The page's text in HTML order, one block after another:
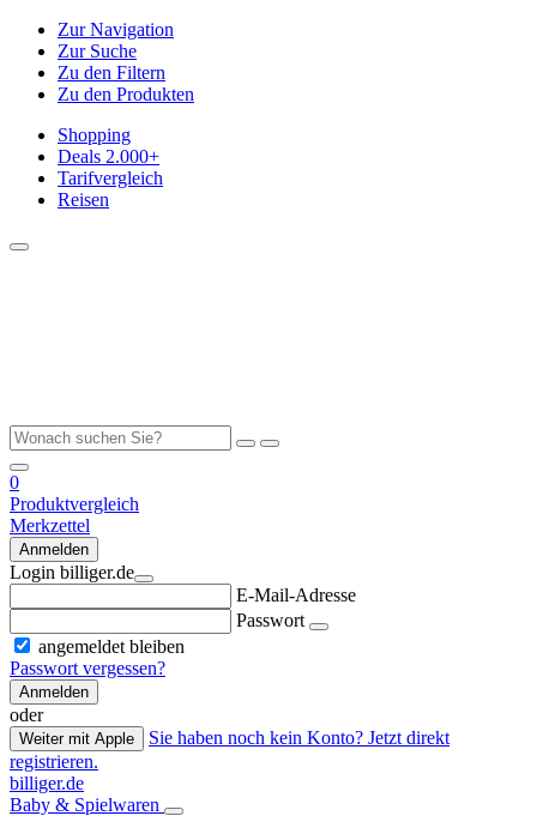
Zur Navigation
Zur Suche
Zu den Filtern
Zu den Produkten
Shopping
Deals 2.000+
Tarifvergleich
Reisen
0
Produktvergleich
Merkzettel
Anmelden
Login billiger.de
E-Mail-Adresse
Passwort
angemeldet bleiben
Passwort vergessen?
Anmelden
oder
Weiter mit Apple
Sie haben noch kein Konto? Jetzt direkt
registrieren.
billiger.de
Baby & Spielwaren